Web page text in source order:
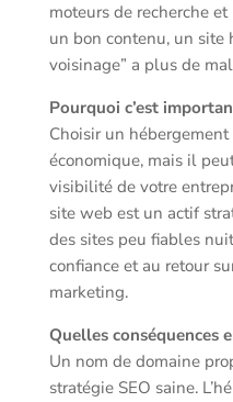
moteurs de recherche
un bon contenu, un site
voisinage” a plus de
Pourquoi c’est
Choisir un
économique, mais il
visibilité de votre
site web est un actif
des sites peu fiables
confiance et au retour
marketing.
Quelles conséquences
Un nom de domaine
stratégie SEO saine.